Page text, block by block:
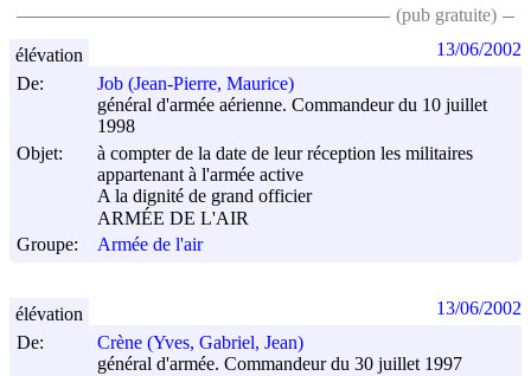
(pub gratuite)
De:
Job (Jean-Pierre, Maurice)
général d'armée aérienne. Commandeur du 10 juillet
1998
Objet:
à compter de la date de leur réception les militaires
appartenant à l'armée active
A la dignité de grand officier
ARMÉE DE L'AIR
Groupe:
Armée de l'air
élévation 13/06/2002
De:
Crène (Yves, Gabriel, Jean)
général d'armée. Commandeur du 30 juillet 1997
élévation 13/06/2002